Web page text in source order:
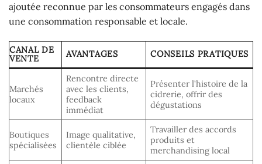
ajoutée reconnue par les consommateurs engagés dans
une consommation responsable et locale.
CANAL DE
VENTE
AVANTAGES CONSEILS PRATIQUES
Marchés
locaux
Rencontre directe
avec les clients,
feedback
immédiat
Présenter l’histoire de la
cidrerie, offrir des
dégustations
Boutiques
spécialisées
Image qualitative,
clientèle ciblée
Travailler des accords
produits et
merchandising local